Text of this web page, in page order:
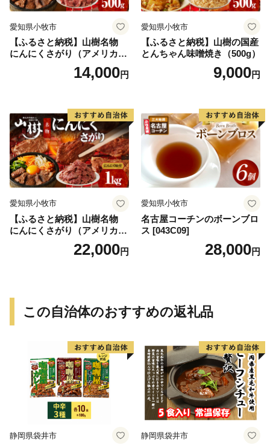
愛知県小牧市
【ふるさと納税】山樹名物
にんにくさがり（アメリカ産
14,000円
愛知県小牧市
【ふるさと納税】山樹の国産
とんちゃん味噌焼き（500g）
9,000円
愛知県小牧市
【ふるさと納税】山樹名物
にんにくさがり（アメリカ産
22,000円
愛知県小牧市
名古屋コーチンのボーンブロ
ス [043C09]
28,000円
この自治体のおすすめの返礼品
静岡県袋井市 静岡県袋井市